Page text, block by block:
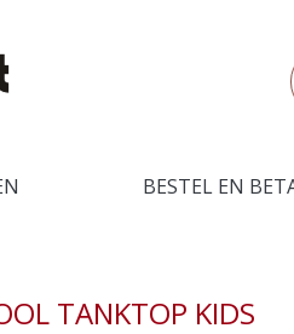
BESTEL EN
TANKTOP KIDS